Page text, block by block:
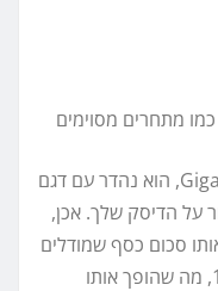
מתחרים מסוימים
ה- Gigabyte AORUS Gen4 7000s SSD, הוא נהדר עם דגם
על הדיסק שלך. אכן,
סכום כסף שמודלים
אחרים ללא גוף קירור עולים בנפח 1TB, מה שהופך אותו